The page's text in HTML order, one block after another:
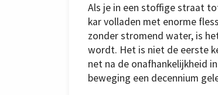
Als je in een stoffige straat
kar volladen met enorme
zonder stromend water, is
wordt. Het is niet de eerste
net na de onafhankelijkheid
beweging een decennium